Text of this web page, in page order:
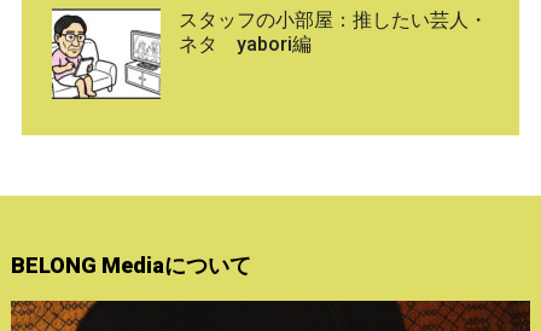
スタッフの小部屋：推したい芸人・
ネタ yabori編
BELONG Mediaについて